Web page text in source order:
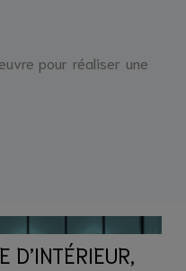
pour réaliser une
D’INTÉRIEUR,